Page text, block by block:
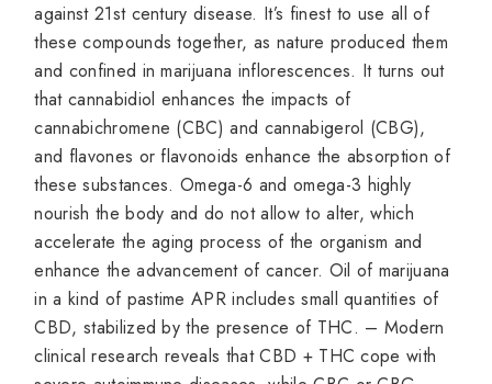
against 21st century disease. It’s finest to use all of
these compounds together, as nature produced them
and confined in marijuana inflorescences. It turns out
that cannabidiol enhances the impacts of
cannabichromene (CBC) and cannabigerol (CBG),
and flavones or flavonoids enhance the absorption of
these substances. Omega-6 and omega-3 highly
nourish the body and do not allow to alter, which
accelerate the aging process of the organism and
enhance the advancement of cancer. Oil of marijuana
in a kind of pastime APR includes small quantities of
CBD, stabilized by the presence of THC. – Modern
clinical research reveals that CBD + THC cope with